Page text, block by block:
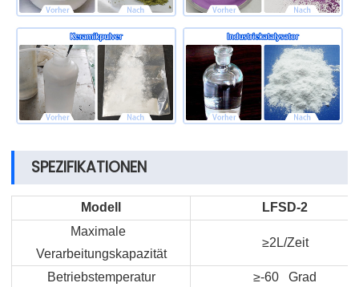
SPEZIFIKATIONEN
Modell
LFSD-2
Maximale
Verarbeitungskapazität
≥2L/Zeit
Betriebstemperatur ≥-60 Grad